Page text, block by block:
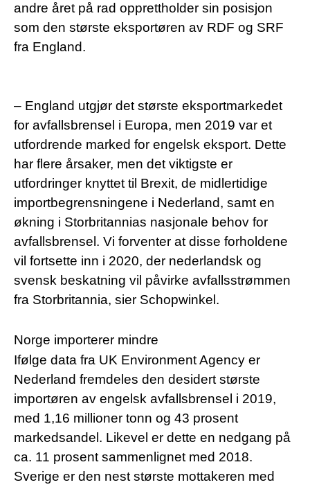
andre året på rad opprettholder sin posisjon
som den største eksportøren av RDF og SRF
fra England.
– England utgjør det største eksportmarkedet
for avfallsbrensel i Europa, men 2019 var et
utfordrende marked for engelsk eksport. Dette
har flere årsaker, men det viktigste er
utfordringer knyttet til Brexit, de midlertidige
importbegrensningene i Nederland, samt en
økning i Storbritannias nasjonale behov for
avfallsbrensel. Vi forventer at disse forholdene
vil fortsette inn i 2020, der nederlandsk og
svensk beskatning vil påvirke avfallsstrømmen
fra Storbritannia, sier Schopwinkel.
Norge importerer mindre
Ifølge data fra UK Environment Agency er
Nederland fremdeles den desidert største
importøren av engelsk avfallsbrensel i 2019,
med 1,16 millioner tonn og 43 prosent
markedsandel. Likevel er dette en nedgang på
ca. 11 prosent sammenlignet med 2018.
Sverige er den nest største mottakeren med